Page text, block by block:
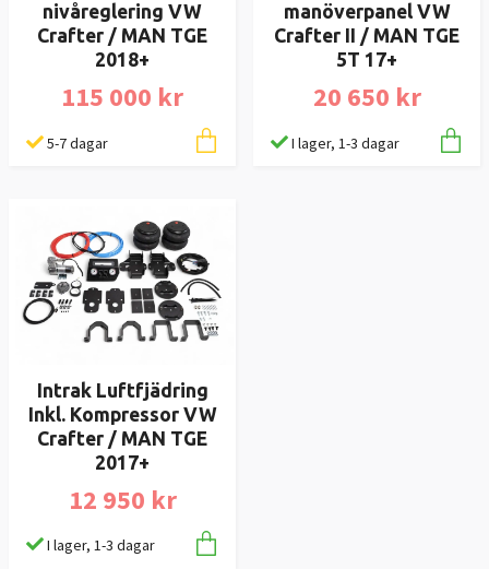
nivåreglering VW
Crafter / MAN TGE
2018+
115 000 kr
5-7 dagar
manöverpanel VW
Crafter II / MAN TGE
5T 17+
20 650 kr
I lager, 1-3 dagar
Intrak Luftfjädring
Inkl. Kompressor VW
Crafter / MAN TGE
2017+
12 950 kr
I lager, 1-3 dagar